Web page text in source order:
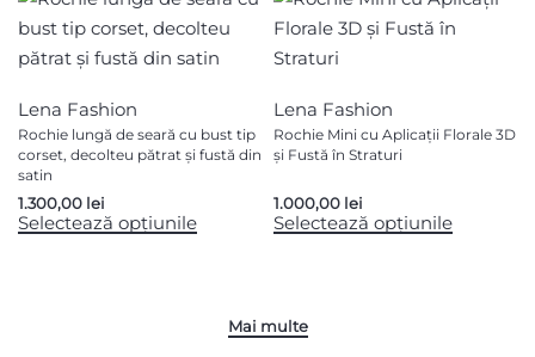
Lena Fashion
Rochie lungă de seară cu bust tip
corset, decolteu pătrat și fustă din
satin
1.300,00 lei
Selectează opțiunile
Lena Fashion
Rochie Mini cu Aplicații Florale 3D
și Fustă în Straturi
1.000,00 lei
Selectează opțiunile